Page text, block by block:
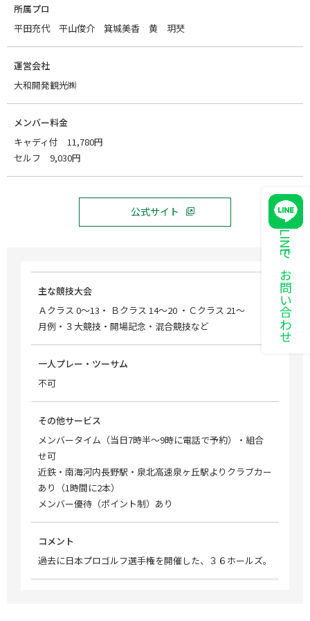
LINEでお問い合わせ
所属プロ
平田充代 平山俊介 箕城美香 黄 玥珡
運営会社
大和開発観光㈱
メンバー料金
キャディ付 11,780円
セルフ 9,030円
公式サイト
主な競技大会
Ａクラス 0～13・ Ｂクラス 14～20 ・Ｃクラス 21～
月例・３大競技・開場記念・混合競技など
一人プレー・ツーサム
不可
その他サービス
メンバータイム（当日7時半～9時に電話で予約）・組合
せ可
近鉄・南海河内長野駅・泉北高速泉ヶ丘駅よりクラブカー
あり（1時間に2本）
メンバー優待（ポイント制）あり
コメント
過去に日本プロゴルフ選手権を開催した、３６ホールズ。